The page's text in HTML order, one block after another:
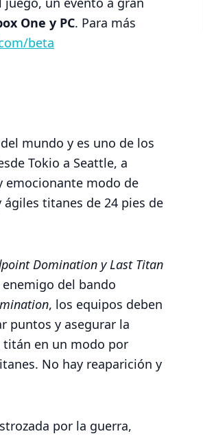
One y PC. Para más
beta
mundo y es uno de los
Tokio a Seattle, a
emocionante modo de
titanes de 24 pies de
Domination y Last Titan
del bando
, los equipos deben
puntos y asegurar la
en un modo por
No hay reaparición y
por la guerra,